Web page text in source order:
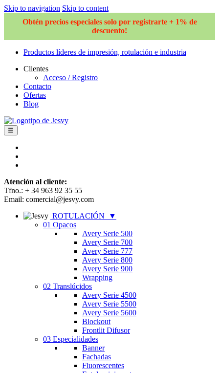
Skip to navigation Skip to content
Obtén precios especiales solo por registrarte + 1% de
descuento!
Productos líderes de impresión, rotulación e industria
Clientes
Acceso / Registro
Contacto
Ofertas
Blog
☰
Atención al cliente:
Tfno.: + 34 963 92 35 55
Email: comercial@jesvy.com
ROTULACIÓN
▼
01 Opacos
Avery Serie 500
Avery Serie 700
Avery Serie 777
Avery Serie 800
Avery Serie 900
Wrapping
02 Translúcidos
Avery Serie 4500
Avery Serie 5500
Avery Serie 5600
Blockout
Frontlit Difusor
03 Especialidades
Banner
Fachadas
Fluorescentes